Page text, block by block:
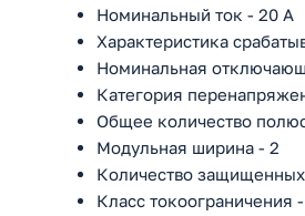
Номинальный ток - 20 А
Характеристика
Номинальная
Категория
Общее количество
Модульная ширина - 2
Количество
Класс токоограничения